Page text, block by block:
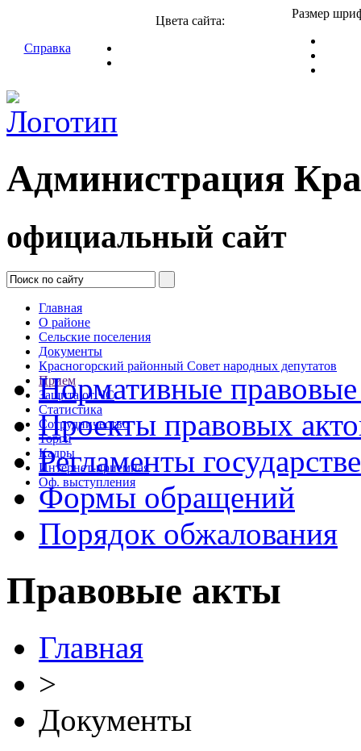
Справка
Цвета сайта:
Размер
Администрация
официальный сайт
Главная
О районе
Сельские поселения
Документы
Красногорский районный Совет народных депутатов
Прием
Защита от ЧС
Статистика
Сотрудничество
Торги
Кадры
Интернет-приемная
Оф. выступления
Нормативные
Проекты правовых
Регламенты
Формы обращений
Порядок обжалования
Правовые акты
Главная
>
Документы